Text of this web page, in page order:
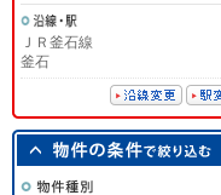
ＪＲ釜石線
釜石